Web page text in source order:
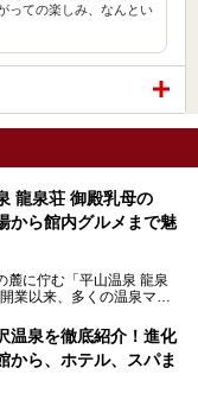
っての楽しみ、なんとい
龍泉荘 御殿乳母の
から館内グルメまで魅
麓に佇む「平山温泉 龍泉
業以来、多くの温泉マニ
実はグルメも揃っているん
圧倒的なこだわりと魅力を
温泉を徹底紹介！進化
から、ホテル、スパま